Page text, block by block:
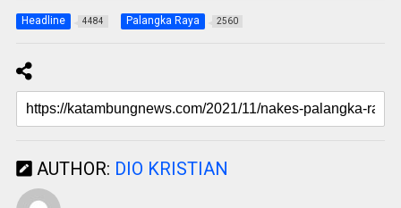
Headline 4484 Palangka Raya 2560
AUTHOR: DIO KRISTIAN